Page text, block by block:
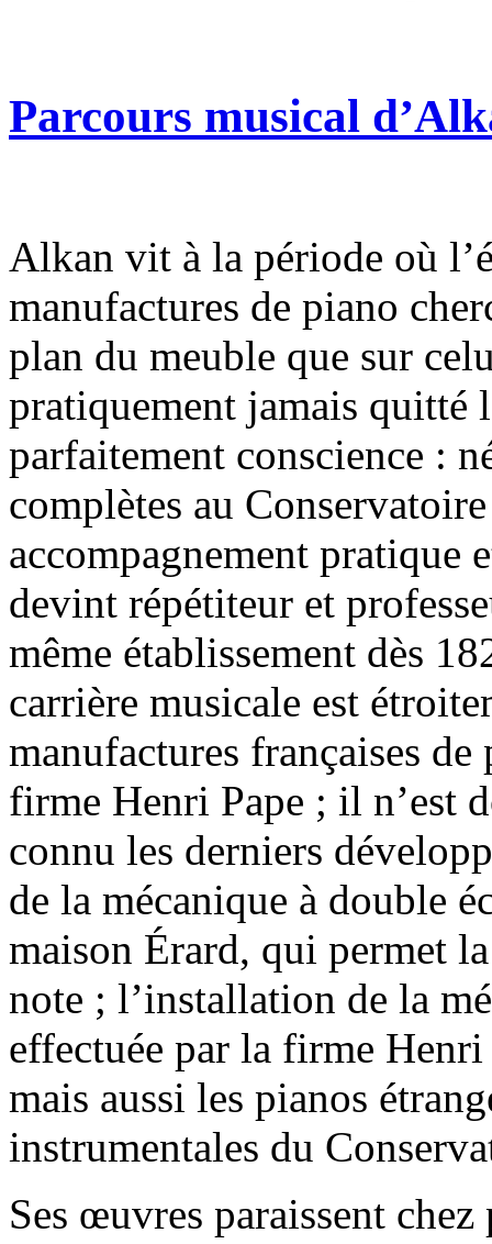
Parcours musical
Alkan vit à la période où
manufactures de piano
plan du meuble que sur
pratiquement jamais quitté
parfaitement conscience :
complètes au
accompagnement pratique
devint répétiteur et
même établissement dès
carrière musicale est
manufactures françaises
firme Henri Pape ; il n’est
connu les derniers
de la mécanique à double
maison Érard, qui permet
note ; l’installation de la
effectuée par la firme Henri
mais aussi les pianos
instrumentales du
Ses œuvres paraissent